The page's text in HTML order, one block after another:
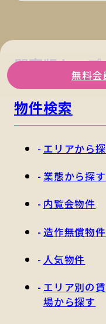
無料会
関東版トップ
物件検索
エリアから
業態から探す
内覧会物件
造作無償物件
人気物件
エリア別の
場から探す